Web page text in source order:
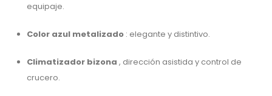
equipaje.
Color azul metalizado : elegante y distintivo.
Climatizador bizona , dirección asistida y control de
crucero.